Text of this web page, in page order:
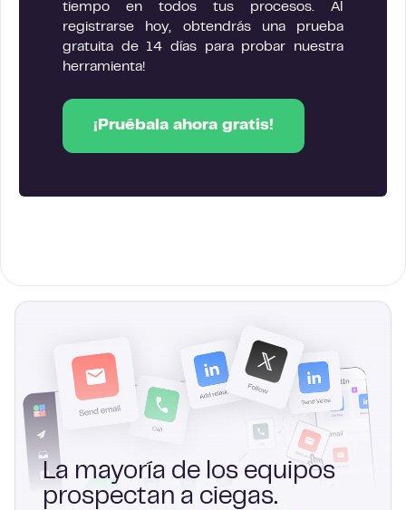
tiempo en todos tus procesos. Al
registrarse hoy, obtendrás una prueba
gratuita de 14 días para probar nuestra
herramienta!
¡Pruébala ahora gratis!
La mayoría de los equipos
prospectan a ciegas.